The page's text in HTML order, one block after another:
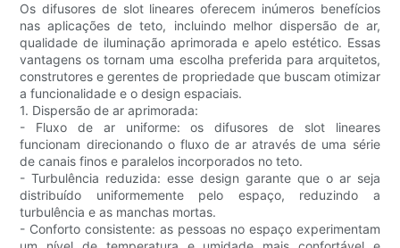
Os difusores de slot lineares oferecem inúmeros benefícios
nas aplicações de teto, incluindo melhor dispersão de ar,
qualidade de iluminação aprimorada e apelo estético. Essas
vantagens os tornam uma escolha preferida para arquitetos,
construtores e gerentes de propriedade que buscam otimizar
a funcionalidade e o design espaciais.
1. Dispersão de ar aprimorada:
- Fluxo de ar uniforme: os difusores de slot lineares
funcionam direcionando o fluxo de ar através de uma série
de canais finos e paralelos incorporados no teto.
- Turbulência reduzida: esse design garante que o ar seja
distribuído uniformemente pelo espaço, reduzindo a
turbulência e as manchas mortas.
- Conforto consistente: as pessoas no espaço experimentam